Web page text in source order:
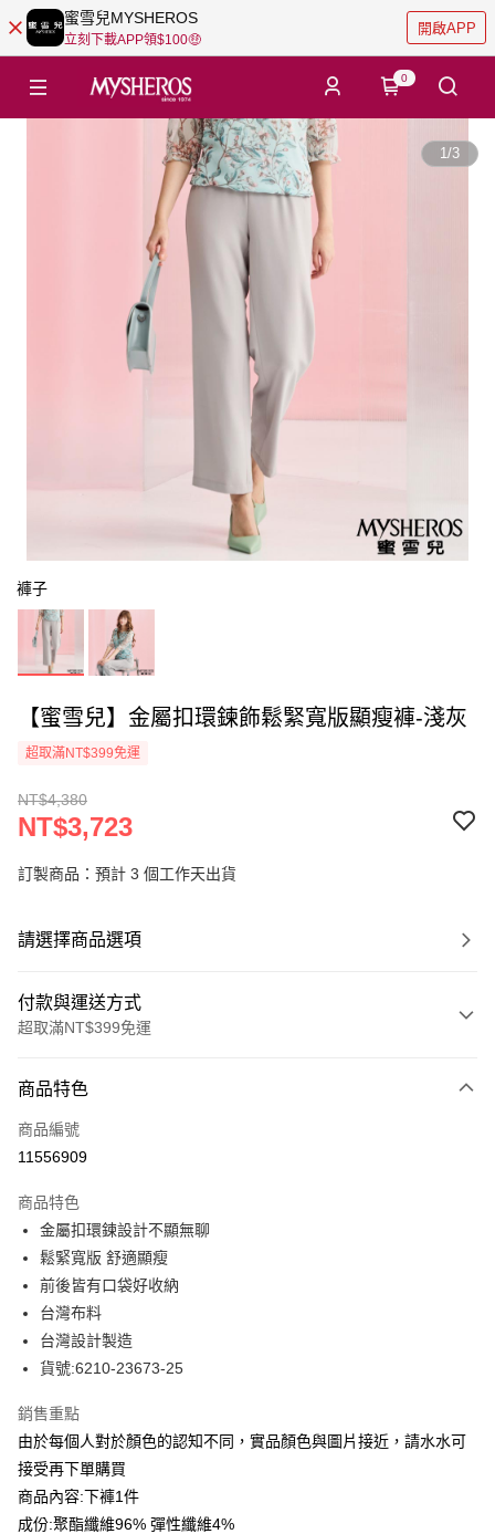
蜜雪兒MYSHEROS
立刻下載APP領$100🤑
開啟APP
0
1/3
褲子
【蜜雪兒】金屬扣環鍊飾鬆緊寬版顯瘦褲-淺灰
超取滿NT$399免運
NT$4,380
NT$3,723
訂製商品：預計 3 個工作天出貨
請選擇商品選項
付款與運送方式
超取滿NT$399免運
信用卡一次付款
LINE Pay
街口支付
悠遊付
全盈+PAY
ATM付款
運送方式
付款後全家取貨
每筆NT$80，滿NT$399(含以上)免運費
商品特色
商品編號
11556909
商品特色
金屬扣環鍊設計不顯無聊
鬆緊寬版 舒適顯瘦
前後皆有口袋好收納
台灣布料
台灣設計製造
貨號:6210-23673-25
銷售重點
由於每個人對於顏色的認知不同，實品顏色與圖片接近，請水水可
接受再下單購買
商品內容:下褲1件
成份:聚酯纖維96% 彈性纖維4%